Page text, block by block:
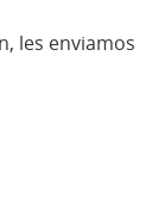
les enviamos